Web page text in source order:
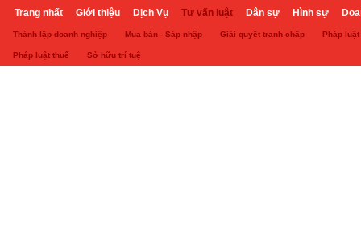
Trang nhất Giới thiệu Dịch Vụ Tư vấn luật Dân sự Hình sự
Khuyến mại Liên hệ forum utility
Thành lập doanh nghiệp Mua bán - Sáp nhập Giải quyết tranh chấp Pháp
Pháp luật thuế Sở hữu trí tuệ